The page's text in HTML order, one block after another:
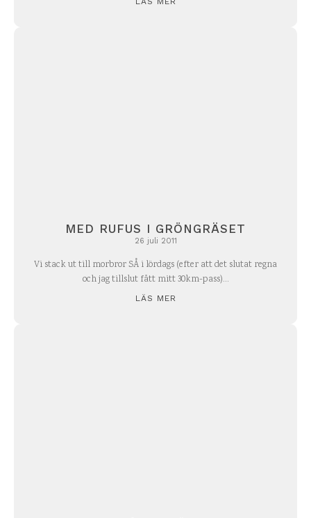
MED RUFUS I GRÖNGRÄSET
26 juli 2011
Vi stack ut till morbror SÅ i lördags (efter att det slutat regna
och jag tillslut fått mitt 30km-pass)...
LÄS MER